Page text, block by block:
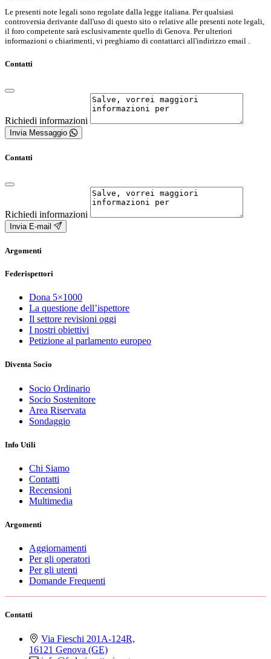
Le presenti note legali sono regolate dalla legge italiana. Per qualsiasi
controversia derivante dall'uso di questo sito o relative alle presenti note legali,
il foro competente sarà esclusivamente quello di Genova. Per ulteriori
informazioni o chiarimenti, vi preghiamo di contattarci all'indirizzo email .
Contatti
Richiedi informazioni
Invia Messaggio
Contatti
Richiedi informazioni
Invia E-mail
Argomenti
Federispettori
Dona 5×1000
La questione dell’ispettore
Il settore revisioni oggi
I nostri obiettivi
Petizione al parlamento europeo
Diventa Socio
Socio Ordinario
Socio Sostenitore
Area Riservata
Sondaggio
Info Utili
Chi Siamo
Contatti
Recensioni
Multimedia
Argomenti
Aggiornamenti
Per gli operatori
Per gli utenti
Domande Frequenti
Contatti
Via Fieschi 201A-124R,
16121 Genova (GE)